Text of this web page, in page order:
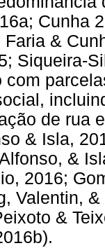
Cunha
&
Siqueira-
com
de rua
& Isla,
&
2016;
Valentin,
&